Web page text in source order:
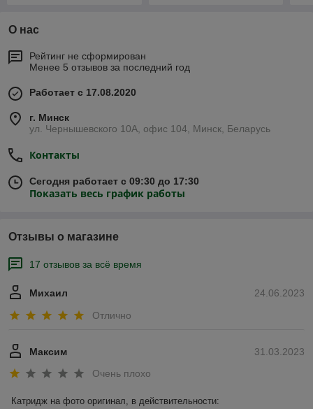
О нас
Рейтинг не сформирован
Менее 5 отзывов за последний год
Работает с 17.08.2020
г. Минск
ул. Чернышевского 10А, офис 104, Минск, Беларусь
Контакты
Сегодня работает с 09:30 до 17:30
Показать весь график работы
Отзывы о магазине
17 отзывов за всё время
24.06.2023
Михаил
Отлично
31.03.2023
Максим
Очень плохо
Катридж на фото оригинал, в действительности: